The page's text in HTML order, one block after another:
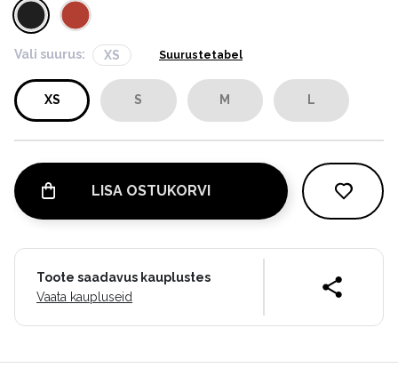
Vali suurus: XS Suurustetabel
XS S M L
LISA OSTUKORVI
Toote saadavus kauplustes
Vaata kaupluseid